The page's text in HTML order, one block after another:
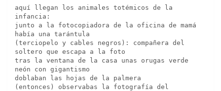
aquí llegan los animales totémicos de la
infancia:
junto a la fotocopiadora de la oficina de mamá
había una tarántula
(terciopelo y cables negros): compañera del
soltero que escapa a la foto
tras la ventana de la casa unas orugas verde
neón con gigantismo
doblaban las hojas de la palmera
(entonces) observabas la fotografía del